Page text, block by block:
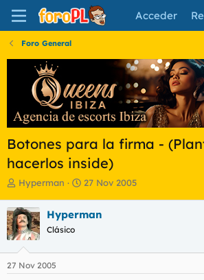
Acceder
Foro General
Botones para la firma -
hacerlos inside)
I
i
c
i
a
d
o
Hyperman
F
h
e
27 Nov 2005
Hyperman
Clásico
27 Nov 2005